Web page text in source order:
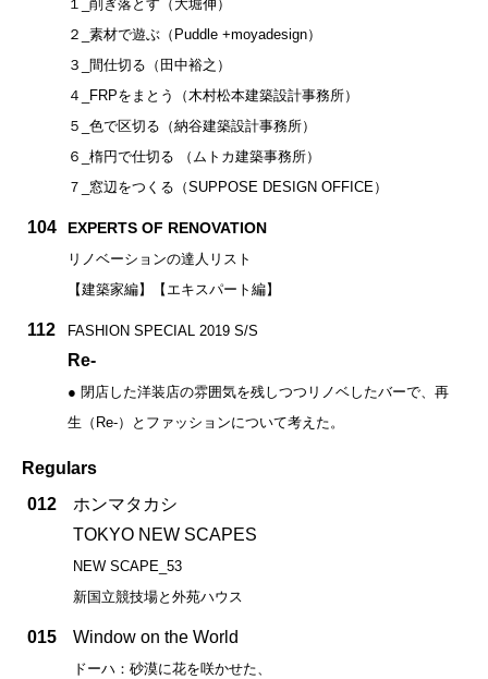
１_削ぎ落とす（大堀伸）
２_素材で遊ぶ（Puddle +moyadesign）
３_間仕切る（田中裕之）
４_FRPをまとう（木村松本建築設計事務所）
５_色で区切る（納谷建築設計事務所）
６_楕円で仕切る （ムトカ建築事務所）
７_窓辺をつくる（SUPPOSE DESIGN OFFICE）
104 EXPERTS OF RENOVATION
リノベーションの達人リスト
【建築家編】【エキスパート編】
112 FASHION SPECIAL 2019 S/S
Re-
● 閉店した洋装店の雰囲気を残しつつリノベしたバーで、再
生（Re-）とファッションについて考えた。
Regulars
012
ホンマタカシ
TOKYO NEW SCAPES
NEW SCAPE_53
新国立競技場と外苑ハウス
015 Window on the World
ドーハ：砂漠に花を咲かせた、